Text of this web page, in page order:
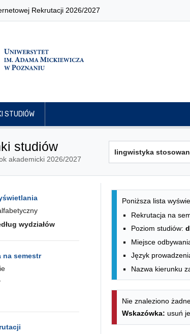
Rekrutacji 2026/2027
STUDIÓW
studiów
akademicki 2026/2027
kierunków studiów
kierunków
wydziałów
na semestr
Lista
Poniższa lista
Rekrutacja na
Poziom studiów:
Miejsce
Język
Nazwa kierunku
Nie znaleziono
Wskazówka: usuń